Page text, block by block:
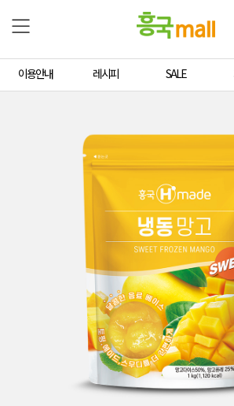
이용안내 레시피 SALE